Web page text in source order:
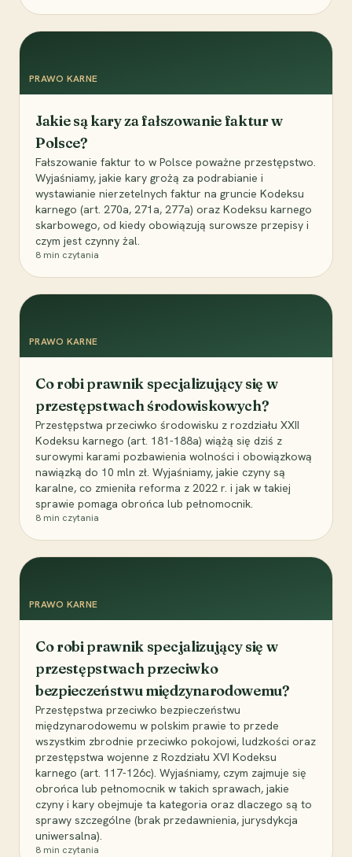
PRAWO KARNE
Jakie są kary za fałszowanie faktur w
Polsce?
Fałszowanie faktur to w Polsce poważne przestępstwo.
Wyjaśniamy, jakie kary grożą za podrabianie i
wystawianie nierzetelnych faktur na gruncie Kodeksu
karnego (art. 270a, 271a, 277a) oraz Kodeksu karnego
skarbowego, od kiedy obowiązują surowsze przepisy i
czym jest czynny żal.
8 min czytania
PRAWO KARNE
Co robi prawnik specjalizujący się w
przestępstwach środowiskowych?
Przestępstwa przeciwko środowisku z rozdziału XXII
Kodeksu karnego (art. 181-188a) wiążą się dziś z
surowymi karami pozbawienia wolności i obowiązkową
nawiązką do 10 mln zł. Wyjaśniamy, jakie czyny są
karalne, co zmieniła reforma z 2022 r. i jak w takiej
sprawie pomaga obrońca lub pełnomocnik.
8 min czytania
PRAWO KARNE
Co robi prawnik specjalizujący się w
przestępstwach przeciwko
bezpieczeństwu międzynarodowemu?
Przestępstwa przeciwko bezpieczeństwu
międzynarodowemu w polskim prawie to przede
wszystkim zbrodnie przeciwko pokojowi, ludzkości oraz
przestępstwa wojenne z Rozdziału XVI Kodeksu
karnego (art. 117-126c). Wyjaśniamy, czym zajmuje się
obrońca lub pełnomocnik w takich sprawach, jakie
czyny i kary obejmuje ta kategoria oraz dlaczego są to
sprawy szczególne (brak przedawnienia, jurysdykcja
uniwersalna).
8 min czytania